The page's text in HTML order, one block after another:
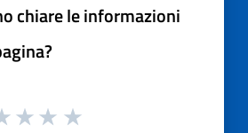
chiare le informazioni